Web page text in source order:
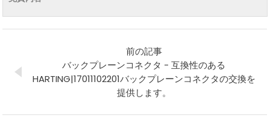
前の記事
バックプレーンコネクタ - 互換性のある
HARTING|17011102201バックプレーンコネクタの交換を
提供します。